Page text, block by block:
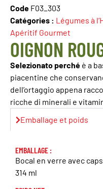
Code F03_303
Catégories : Légumes à
Apéritif Gourmet
OIGNON
Selezionato perché è a
piacentine che
dell’ortaggio appena
ricche di minerali e
Emballage et poids
EMBALLAGE :
Bocal en verre avec
314 ml